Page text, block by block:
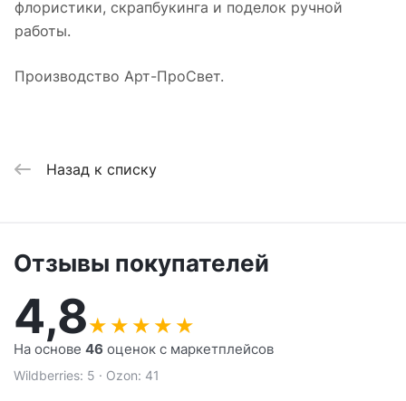
флористики, скрапбукинга и поделок ручной
работы.
Производство Арт-ПроСвет.
Назад к списку
Отзывы покупателей
4,8★ ★ ★ ★ ★
На основе 46 оценок с маркетплейсов
Wildberries: 5 · Ozon: 41